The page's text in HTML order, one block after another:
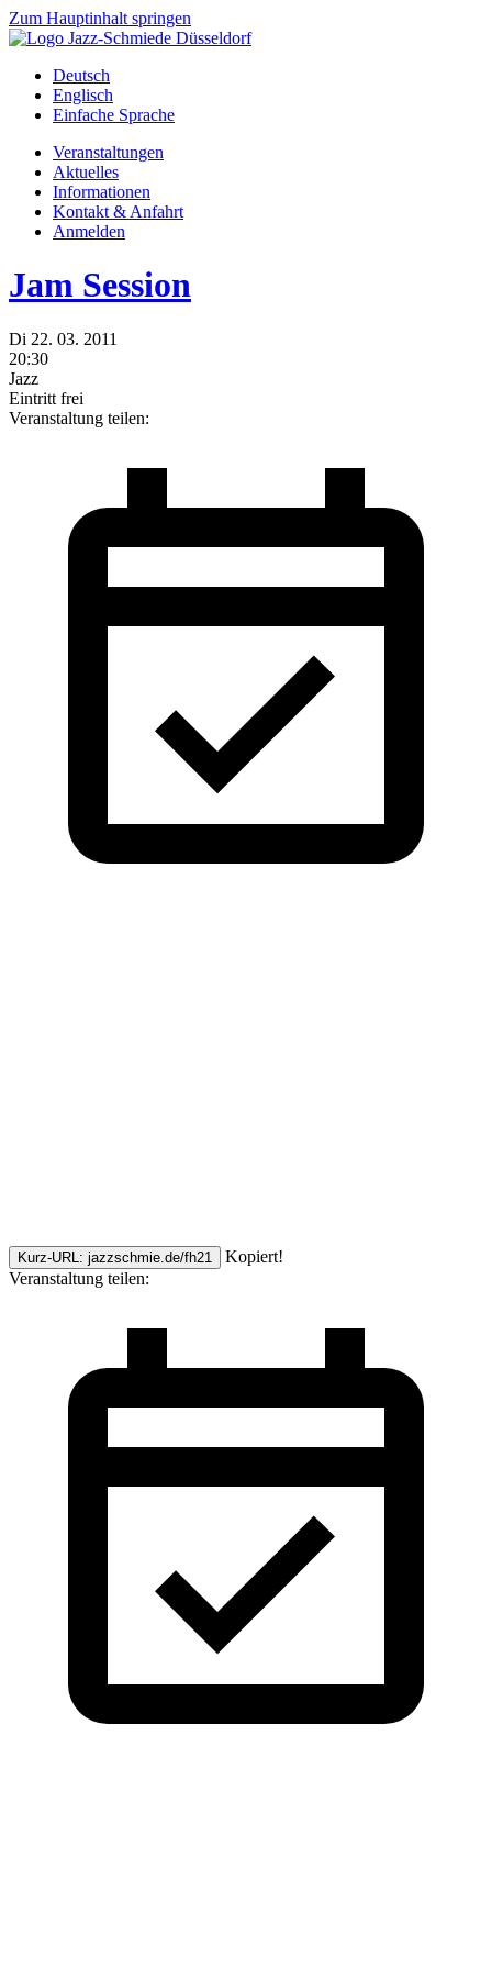
Zum Hauptinhalt springen
Deutsch
Englisch
Einfache Sprache
Veranstaltungen
Aktuelles
Informationen
Kontakt & Anfahrt
Anmelden
Jam Session
Di 22. 03. 2011
20:30
Jazz
Eintritt frei
Veranstaltung teilen:
Kurz-URL: jazzschmie.de/fh21
Kopiert!
Veranstaltung teilen: